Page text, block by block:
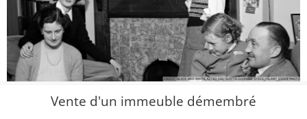
Vente d'un immeuble démembré